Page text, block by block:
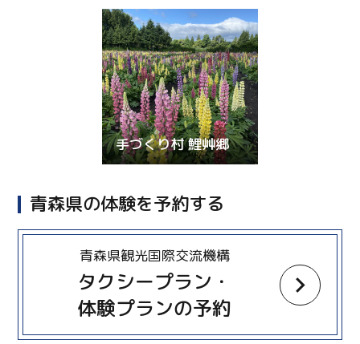
手づくり村 鯉艸郷
青森県の体験を予約する
タクシープラン・
体験プランの予約
青森県観光国際交流機構
more